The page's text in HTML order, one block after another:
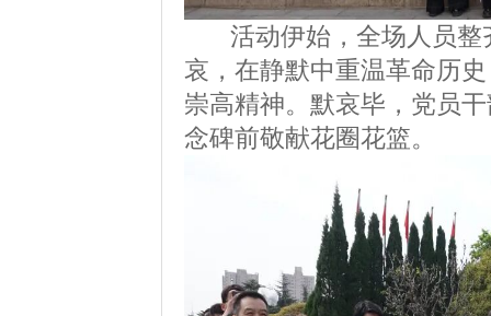
活动伊始，全场人员整
哀，在静默中重温革命历
崇高精神。默哀毕，党员
念碑前敬献花圈花篮。